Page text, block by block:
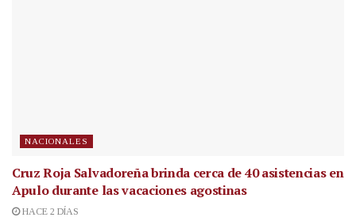
NACIONALES
Cruz Roja Salvadoreña brinda cerca de 40 asistencias en
Apulo durante las vacaciones agostinas
HACE 2 DÍAS